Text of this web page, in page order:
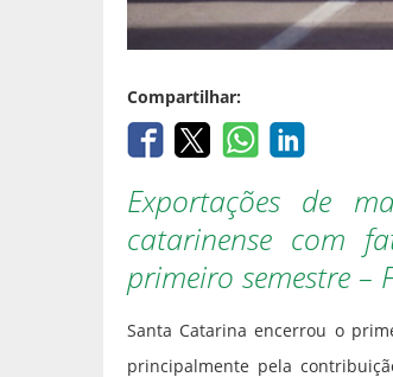
Compartilhar:
Exportações de
catarinense com
primeiro semestre –
Santa Catarina encerrou o
principalmente pela